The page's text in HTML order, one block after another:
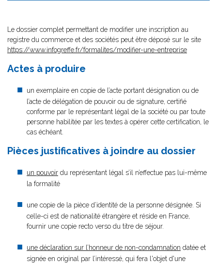
Le dossier complet permettant de modifier une inscription au
registre du commerce et des sociétés peut être déposé sur le site
https://www.infogreffe.fr/formalites/modifier-une-entreprise
Actes à produire
un exemplaire en copie de l’acte portant désignation ou de
l’acte de délégation de pouvoir ou de signature, certifié
conforme par le représentant légal de la société ou par toute
personne habilitée par les textes à opérer cette certification, le
cas échéant.
Pièces justificatives à joindre au dossier
un pouvoir du représentant légal s’il n’effectue pas lui-même
la formalité
une copie de la pièce d’identité de la personne désignée. Si
celle-ci est de nationalité étrangère et réside en France,
fournir une copie recto verso du titre de séjour.
une déclaration sur l’honneur de non-condamnation datée et
signée en original par l’intéressé, qui fera l'objet d'une